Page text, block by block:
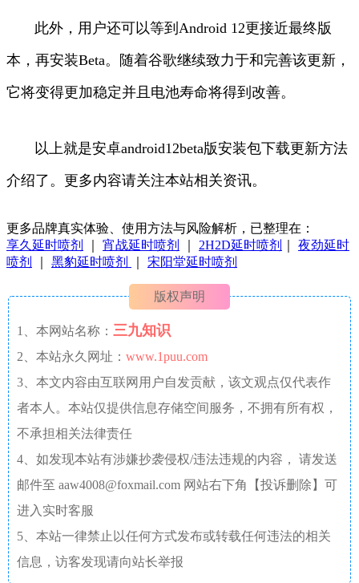
此外，用户还可以等到Android 12更接近最终版
本，再安装Beta。随着谷歌继续致力于和完善该更新，
它将变得更加稳定并且电池寿命将得到改善。
以上就是安卓android12beta版安装包下载更新方法
介绍了。更多内容请关注本站相关资讯。
更多品牌真实体验、使用方法与风险解析，已整理在：
享久延时喷剂
宵战延时喷剂 2H2D延时喷剂
夜劲延时
喷剂
黑豹延时喷剂 宋阳堂延时喷剂
版权声明
1、本网站名称： 三九知识
2、本站永久网址： www.1puu.com
3、本文内容由互联网用户自发贡献，该文观点仅代表作
者本人。本站仅提供信息存储空间服务，不拥有所有权，
不承担相关法律责任
4、如发现本站有涉嫌抄袭侵权/违法违规的内容， 请发送
邮件至 aaw4008@foxmail.com 网站右下角【投诉删除】可
进入实时客服
5、本站一律禁止以任何方式发布或转载任何违法的相关
信息，访客发现请向站长举报